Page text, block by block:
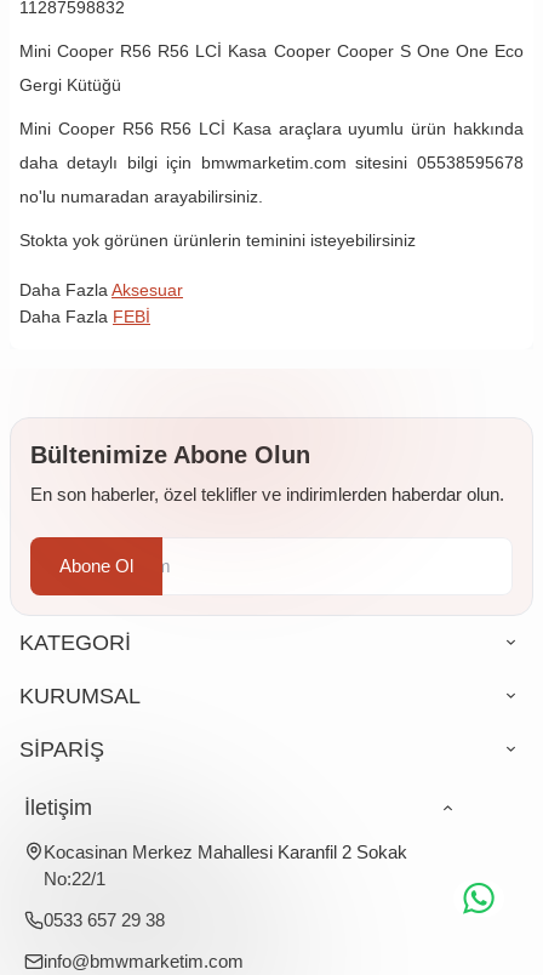
11287598832
Mini Cooper R56 R56 LCİ Kasa Cooper Cooper S One One Eco
Gergi Kütüğü
Mini Cooper R56 R56 LCİ Kasa araçlara uyumlu ürün hakkında
daha detaylı bilgi için bmwmarketim.com sitesini 05538595678
no'lu numaradan arayabilirsiniz.
Stokta yok görünen ürünlerin teminini isteyebilirsiniz
Daha Fazla Aksesuar
Daha Fazla FEBİ
Bültenimize Abone Olun
En son haberler, özel teklifler ve indirimlerden haberdar olun.
Abone Ol
KATEGORİ
KURUMSAL
SİPARİŞ
İletişim
Kocasinan Merkez Mahallesi Karanfil 2 Sokak
No:22/1
0533 657 29 38
info@bmwmarketim.com